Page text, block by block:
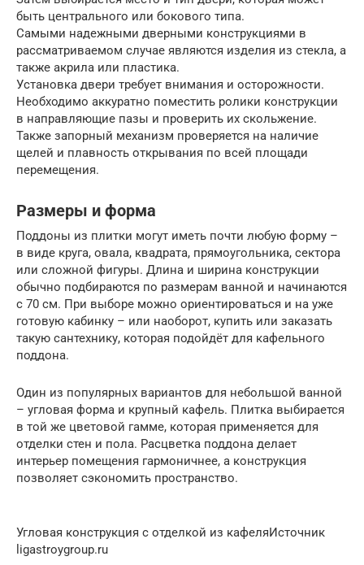
быть центрального или бокового типа.
Самыми надежными дверными конструкциями в
рассматриваемом случае являются изделия из стекла, а
также акрила или пластика.
Установка двери требует внимания и осторожности.
Необходимо аккуратно поместить ролики конструкции
в направляющие пазы и проверить их скольжение.
Также запорный механизм проверяется на наличие
щелей и плавность открывания по всей площади
перемещения.
Размеры и форма
Поддоны из плитки могут иметь почти любую форму –
в виде круга, овала, квадрата, прямоугольника, сектора
или сложной фигуры. Длина и ширина конструкции
обычно подбираются по размерам ванной и начинаются
с 70 см. При выборе можно ориентироваться и на уже
готовую кабинку – или наоборот, купить или заказать
такую сантехнику, которая подойдёт для кафельного
поддона.
Один из популярных вариантов для небольшой ванной
– угловая форма и крупный кафель. Плитка выбирается
в той же цветовой гамме, которая применяется для
отделки стен и пола. Расцветка поддона делает
интерьер помещения гармоничнее, а конструкция
позволяет сэкономить пространство.
Угловая конструкция с отделкой из кафеляИсточник
ligastroygroup.ru